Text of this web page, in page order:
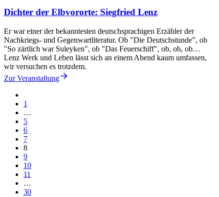
Dichter der Elbvororte: Siegfried Lenz
Er war einer der bekanntesten deutschsprachigen Erzähler der
Nachkriegs- und Gegenwartliteratur. Ob "Die Deutschstunde", ob
"So zärtlich war Suleyken", ob "Das Feuerschiff", ob, ob, ob…
Lenz Werk und Leben lässt sich an einem Abend kaum umfassen,
wir versuchen es trotzdem.
Zur Veranstaltung
1
…
5
6
7
8
9
10
11
…
30